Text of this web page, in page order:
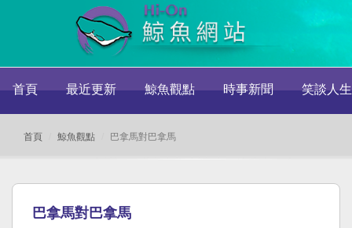
首頁 最近更新 鯨魚觀點 時事新聞 笑談人生
首頁 鯨魚觀點 巴拿馬對巴拿馬
巴拿馬對巴拿馬